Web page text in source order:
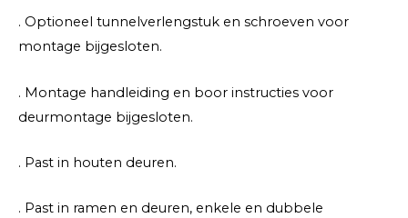
. Optioneel tunnelverlengstuk en schroeven voor
montage bijgesloten.
. Montage handleiding en boor instructies voor
deurmontage bijgesloten.
. Past in houten deuren.
. Past in ramen en deuren, enkele en dubbele